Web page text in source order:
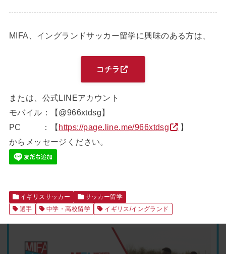
MIFA、イングランドサッカー留学に興味のある方は、
コチラ
または、公式LINEアカウント
モバイル：【@966xtdsg】
PC ：【 https://page.line.me/966xtdsg
】
からメッセージください。
イギリスサッカー
サッカー留学
選手
中学・高校留学 イギリス/イングランド